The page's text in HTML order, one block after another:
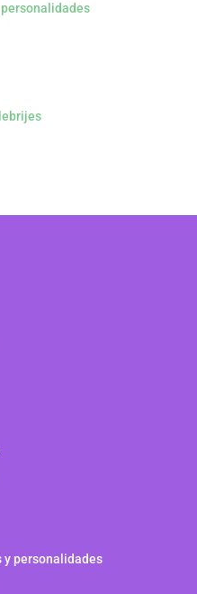
y personalidades